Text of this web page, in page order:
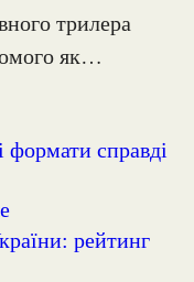
як…